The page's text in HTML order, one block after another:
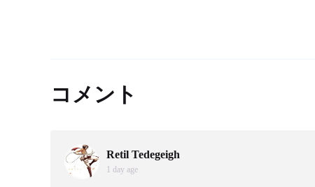
コメント
Retil Tedegeigh
1 day age